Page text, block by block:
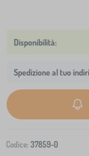
Spedizione al tuo
Codice: 37859-0